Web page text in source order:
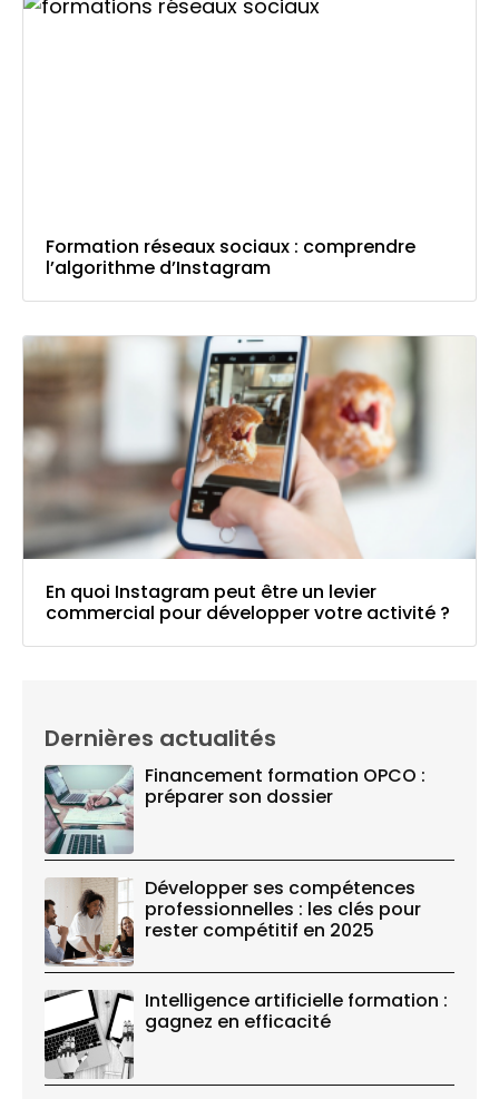
Formation réseaux sociaux : comprendre
l’algorithme d’Instagram
En quoi Instagram peut être un levier
commercial pour développer votre activité ?
Dernières actualités
Financement formation OPCO :
préparer son dossier
Développer ses compétences
professionnelles : les clés pour
rester compétitif en 2025
Intelligence artificielle formation :
gagnez en efficacité